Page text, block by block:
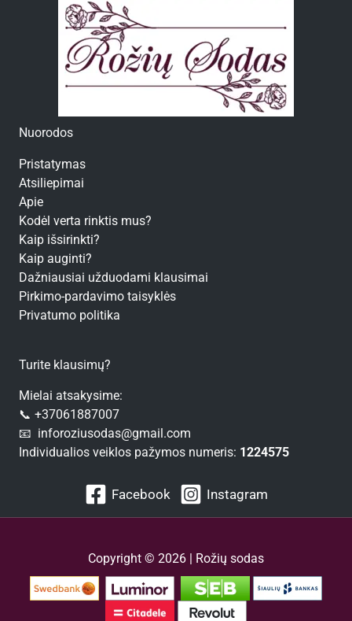
Nuorodos
Pristatymas
Atsiliepimai
Apie
Kodėl verta rinktis mus?
Kaip išsirinkti?
Kaip auginti?
Dažniausiai užduodami klausimai
Pirkimo-pardavimo taisyklės
Privatumo politika
Turite klausimų?
Mielai atsakysime:
📞 +37061887007
📧 inforoziusodas@gmail.com
Individualios veiklos pažymos numeris: 1224575
Facebook Instagram
Copyright © 2026 | Rožių sodas